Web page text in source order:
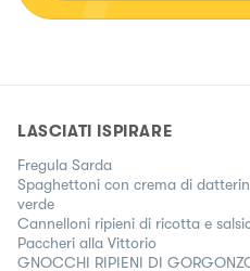
LASCIATI ISPIRARE
Fregula Sarda
Spaghettoni con crema di
verde
Cannelloni ripieni di ricotta e
Paccheri alla Vittorio
GNOCCHI RIPIENI DI